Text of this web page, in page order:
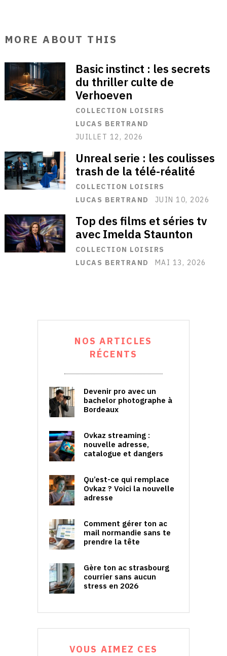
MORE ABOUT THIS
Basic instinct : les secrets
du thriller culte de
Verhoeven
COLLECTION LOISIRS
LUCAS BERTRAND
JUILLET 12, 2026
Unreal serie : les coulisses
trash de la télé-réalité
COLLECTION LOISIRS
LUCAS BERTRAND
JUIN 10, 2026
Top des films et séries tv
avec Imelda Staunton
COLLECTION LOISIRS
LUCAS BERTRAND
MAI 13, 2026
NOS ARTICLES
RÉCENTS
Devenir pro avec un
bachelor photographe à
Bordeaux
Ovkaz streaming :
nouvelle adresse,
catalogue et dangers
Qu’est-ce qui remplace
Ovkaz ? Voici la nouvelle
adresse
Comment gérer ton ac
mail normandie sans te
prendre la tête
Gère ton ac strasbourg
courrier sans aucun
stress en 2026
VOUS AIMEZ CES